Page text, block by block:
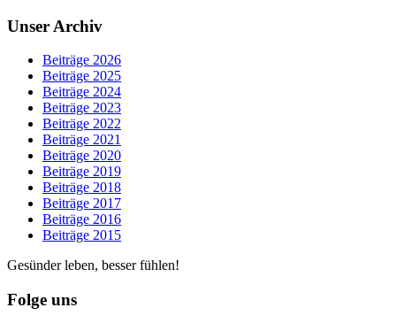
Unser Archiv
Beiträge 2026
Beiträge 2025
Beiträge 2024
Beiträge 2023
Beiträge 2022
Beiträge 2021
Beiträge 2020
Beiträge 2019
Beiträge 2018
Beiträge 2017
Beiträge 2016
Beiträge 2015
Gesünder leben, besser fühlen!
Folge uns